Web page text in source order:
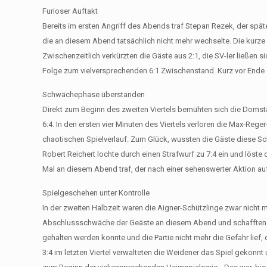
Furioser Auftakt
Bereits im ersten Angriff des Abends traf Stepan Rezek, der
die an diesem Abend tatsächlich nicht mehr wechselte. Die
Zwischenzeitlich verkürzten die Gäste aus 2:1, die SV-ler ließen
Folge zum vielversprechenden 6:1 Zwischenstand. Kurz vor
Schwächephase überstanden
Direkt zum Beginn des zweiten Viertels bemühten sich die
6:4. In den ersten vier Minuten des Viertels verloren die Max-
chaotischen Spielverlauf. Zum Glück, wussten die Gäste diese
Robert Reichert lochte durch einen Strafwurf zu 7:4 ein und
Mal an diesem Abend traf, der nach einer sehenswerter Aktion
Spielgeschehen unter Kontrolle
In der zweiten Halbzeit waren die Aigner-Schützlinge zwar
Abschlussschwäche der Geäste an diesem Abend und
gehalten werden konnte und die Partie nicht mehr die Gefahr
3:4 im letzten Viertel verwalteten die Weidener das Spiel